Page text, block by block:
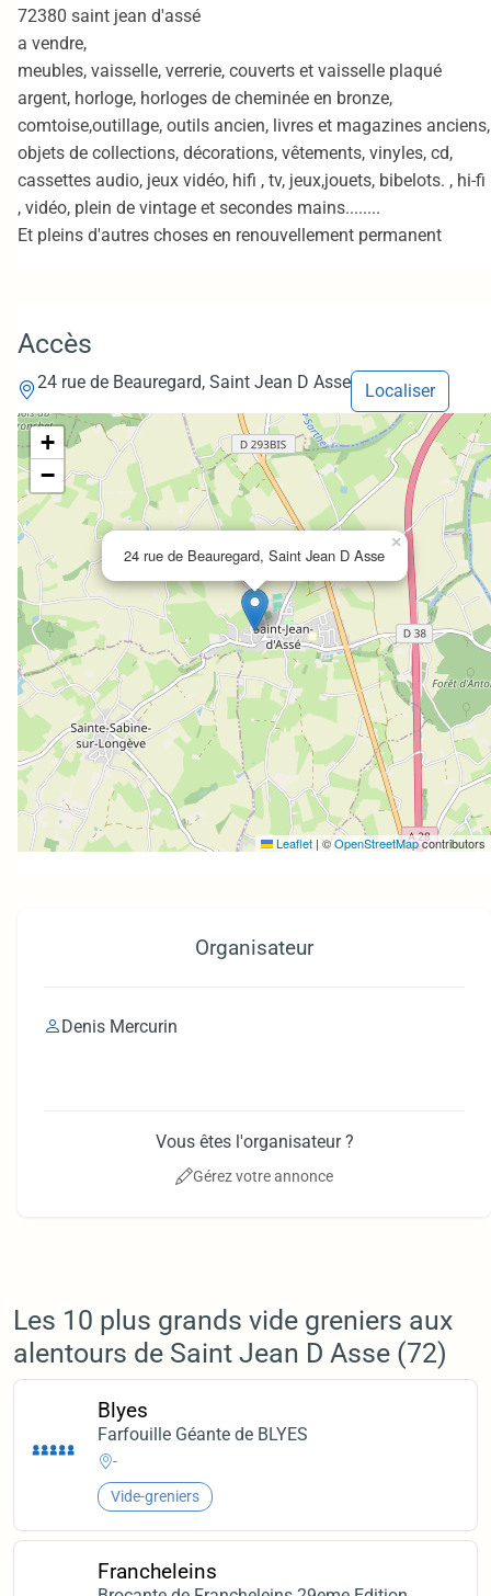
72380 saint jean d'assé
a vendre,
meubles, vaisselle, verrerie, couverts et vaisselle plaqué
argent, horloge, horloges de cheminée en bronze,
comtoise,outillage, outils ancien, livres et magazines anciens,
objets de collections, décorations, vêtements, vinyles, cd,
cassettes audio, jeux vidéo, hifi , tv, jeux,jouets, bibelots. , hi-fi
, vidéo, plein de vintage et secondes mains........
Et pleins d'autres choses en renouvellement permanent
Accès
24 rue de Beauregard, Saint Jean D Asse Localiser
24 rue de Beauregard, Saint Jean D Asse
×
+
−
Leaflet | ©OpenStreetMapcontributors
Organisateur
Denis Mercurin
Vous êtes l'organisateur ?
Gérez votre annonce
Les 10 plus grands vide greniers aux
alentours de Saint Jean D Asse (72)
Blyes
Farfouille Géante de BLYES
-
Vide-greniers
Francheleins